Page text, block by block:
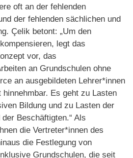
oft an der fehlenden
der fehlenden sächlichen und
Çelik betont: „Um den
legt das
vor, das
an Grundschulen ohne
an ausgebildeten Lehrer*innen
Es geht zu Lasten
Bildung und zu Lasten der
Beschäftigten.“ Als
die Vertreter*innen des
die Festlegung von
Grundschulen, die seit